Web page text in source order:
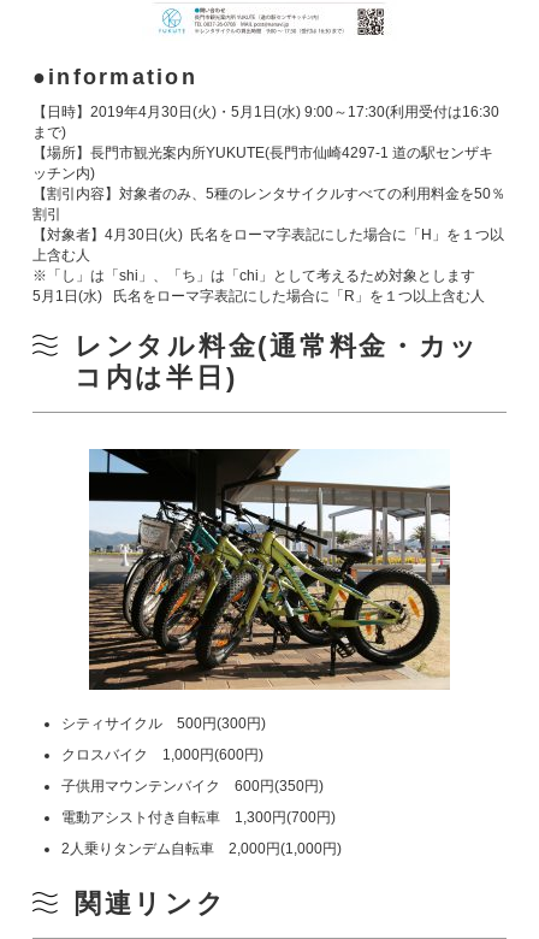
information
【日時】2019年4月30日(火)・5月1日(水) 9:00～17:30(利用受付は16:30
まで)
【場所】長門市観光案内所YUKUTE(長門市仙崎4297-1 道の駅センザキ
ッチン内)
【割引内容】対象者のみ、5種のレンタサイクルすべての利用料金を50％
割引
【対象者】4月30日(火) 氏名をローマ字表記にした場合に「H」を１つ以
上含む人
※「し」は「shi」、「ち」は「chi」として考えるため対象とします
5月1日(水) 氏名をローマ字表記にした場合に「R」を１つ以上含む人
レンタル料金(通常料金・カッ
コ内は半日)
シティサイクル 500円(300円)
クロスバイク 1,000円(600円)
子供用マウンテンバイク 600円(350円)
電動アシスト付き自転車 1,300円(700円)
2人乗りタンデム自転車 2,000円(1,000円)
関連リンク